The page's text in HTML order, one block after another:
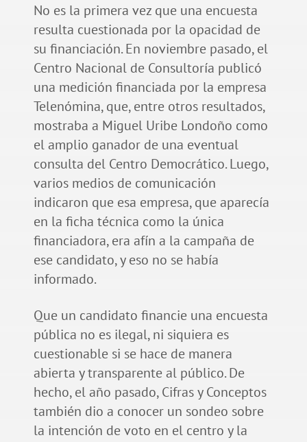
No es la primera vez que una encuesta
resulta cuestionada por la opacidad de
su financiación. En noviembre pasado, el
Centro Nacional de Consultoría publicó
una medición financiada por la empresa
Telenómina, que, entre otros resultados,
mostraba a Miguel Uribe Londoño como
el amplio ganador de una eventual
consulta del Centro Democrático. Luego,
varios medios de comunicación
indicaron que esa empresa, que aparecía
en la ficha técnica como la única
financiadora, era afín a la campaña de
ese candidato, y eso no se había
informado.
Que un candidato financie una encuesta
pública no es ilegal, ni siquiera es
cuestionable si se hace de manera
abierta y transparente al público. De
hecho, el año pasado, Cifras y Conceptos
también dio a conocer un sondeo sobre
la intención de voto en el centro y la